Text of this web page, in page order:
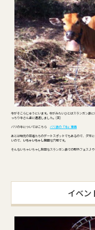
牛がそこらじゅうにいます。牛がみたいひとはスランガン島
っちり牛さん達に遭遇しました。(笑)
バリの牛についてはこちらバリ島の『牛』事情
あとは地元の若者たちのデートスポットでもあるので、夕方
いので、 いちゃいちゃし放題な穴場です。
そんないちゃいちゃし放題なスランガン島での野外フェス♪
イベン